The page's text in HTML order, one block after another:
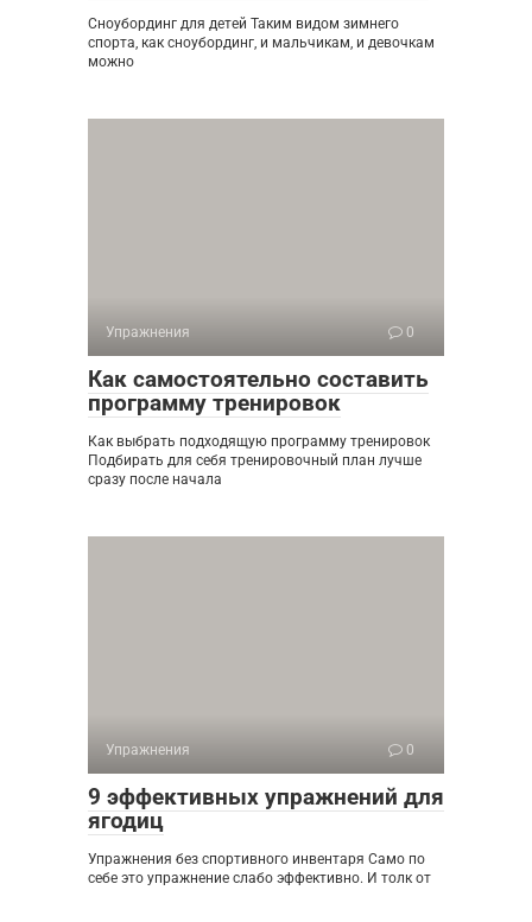
Сноубординг для детей Таким видом зимнего
спорта, как сноубординг, и мальчикам, и девочкам
можно
Упражнения 0
Как самостоятельно составить
программу тренировок
Как выбрать подходящую программу тренировок
Подбирать для себя тренировочный план лучше
сразу после начала
Упражнения 0
9 эффективных упражнений для
ягодиц
Упражнения без спортивного инвентаря Само по
себе это упражнение слабо эффективно. И толк от